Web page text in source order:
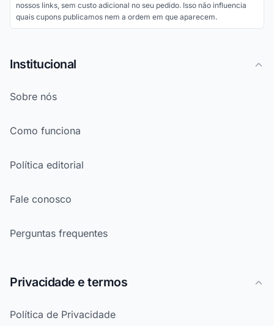
nossos links, sem custo adicional no seu pedido. Isso não influencia
quais cupons publicamos nem a ordem em que aparecem.
Institucional
Sobre nós
Como funciona
Política editorial
Fale conosco
Perguntas frequentes
Privacidade e termos
Política de Privacidade